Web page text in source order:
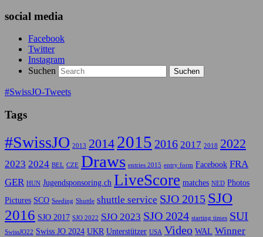
social media
Facebook
Twitter
Instagram
Suchen
#SwissJO-Tweets
Tags
#SwissJO 2013 2014 2015 2016 2017 2018 2022
2023 2024 BEL CZE Draws entries 2015 entry form Facebook FRA
GER HUN Jugendsponsoring.ch LiveScore matches NED Photos
Pictures SCO Seeding Shuttle shuttle service SJO 2015 SJO
2016 SJO 2017 SJO 2022 SJO 2023 SJO 2024 starting times SUI
SwissJO22 Swiss JO 2024 UKR Unterstützer USA Video WAL Winner